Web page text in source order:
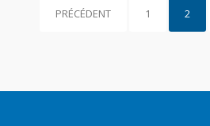
PRÉCÉDENT 1 2